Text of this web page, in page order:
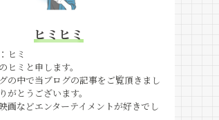
ヒミヒミ
ヒミ
ヒミと申します。
の中で当ブログの記事をご覧頂きまし
がとうございます。
画などエンターテイメントが好きでし